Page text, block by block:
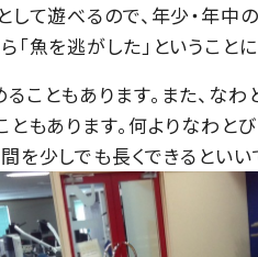
て遊べるので、年少・年中
魚を逃がした」ということに
こともあります。また、なわ
ともあります。何よりなわと
を少しでも長くできるといい